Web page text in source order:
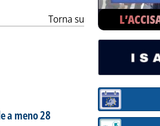
Torna su
a meno 28
Sezione: